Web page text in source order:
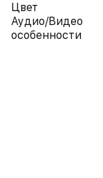
Цвет
Аудио/Видео
особенности